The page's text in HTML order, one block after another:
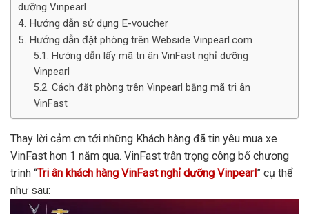
dưỡng Vinpearl
4. Hướng dẫn sử dụng E-voucher
5. Hướng dẫn đặt phòng trên Webside Vinpearl.com
5.1. Hướng dẫn lấy mã tri ân VinFast nghỉ dưỡng
Vinpearl
5.2. Cách đặt phòng trên Vinpearl bằng mã tri ân
VinFast
Thay lời cảm ơn tới những Khách hàng đã tin yêu mua xe
VinFast hơn 1 năm qua. VinFast trân trọng công bố chương
trình “Tri ân khách hàng VinFast nghỉ dưỡng Vinpearl” cụ thể
như sau: